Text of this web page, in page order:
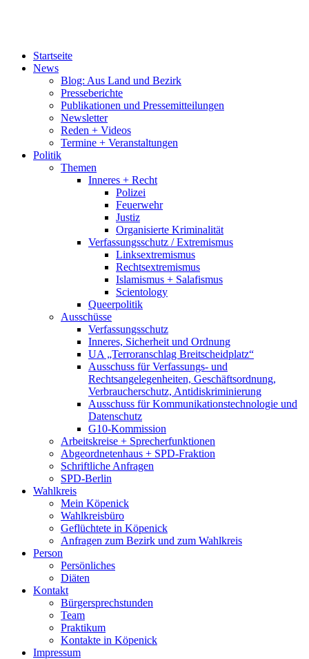
Startseite
News
Blog: Aus Land und Bezirk
Presseberichte
Publikationen und Pressemitteilungen
Newsletter
Reden + Videos
Termine + Veranstaltungen
Politik
Themen
Inneres + Recht
Polizei
Feuerwehr
Justiz
Organisierte Kriminalität
Verfassungsschutz / Extremismus
Linksextremismus
Rechtsextremismus
Islamismus + Salafismus
Scientology
Queerpolitik
Ausschüsse
Verfassungsschutz
Inneres, Sicherheit und Ordnung
UA „Terroranschlag Breitscheidplatz“
Ausschuss für Verfassungs- und
Rechtsangelegenheiten, Geschäftsordnung,
Verbraucherschutz, Antidiskriminierung
Ausschuss für Kommunikationstechnologie und
Datenschutz
G10-Kommission
Arbeitskreise + Sprecherfunktionen
Abgeordnetenhaus + SPD-Fraktion
Schriftliche Anfragen
SPD-Berlin
Wahlkreis
Mein Köpenick
Wahlkreisbüro
Geflüchtete in Köpenick
Anfragen zum Bezirk und zum Wahlkreis
Person
Persönliches
Diäten
Kontakt
Bürgersprechstunden
Team
Praktikum
Kontakte in Köpenick
Impressum